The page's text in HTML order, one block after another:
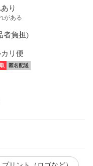
り
がある
者負担)
リ便
匿名配送